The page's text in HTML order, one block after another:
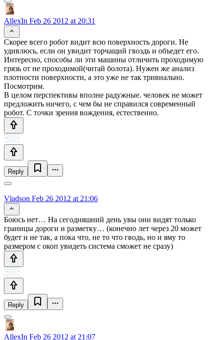
AllexIn Feb 26 2012 at 20:31
Скорее всего робот видит всю поверхность дороги. Не
удивлюсь, если он увидит торчащий гвоздь и объедет его.
Интересно, способы ли эти машины отличить проходимую
грязь от не проходимой(читай болота). Нужен же анализ
плотности поверхности, а это уже не так тривиально.
Посмотрим.
В целом перспективы вполне радужные. человек не может
предложить ничего, с чем бы не справился современный
робот. С точки зрения вождения, естественно.
Reply
Vladson Feb 26 2012 at 21:06
Боюсь нет… На сегодняшний день увы они видят только
границы дороги и разметку… (конечно лет через 20 может
будет и не так, а пока что, не то что гводь, но и яму то
размером с окоп увидеть система сможет не сразу)
Reply
AllexIn Feb 26 2012 at 21:07